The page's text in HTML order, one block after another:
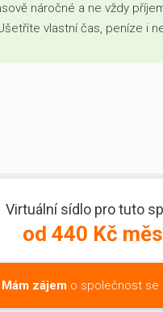
náročné a ne vždy
vlastní čas, peníze i
Virtuální sídlo pro tuto
od 440 Kč
Mám zájem o společnost se